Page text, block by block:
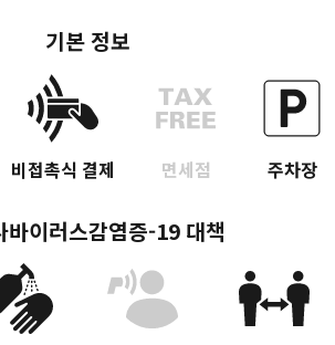
기본 정보
비접촉식 결제 면세점 주차장
바이러스감염증-19 대책